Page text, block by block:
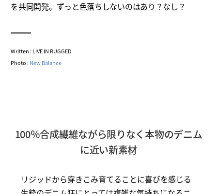
を共同開発。ずっと色落ちしないのはあり？なし？
Written : LIVE IN RUGGED
Photo :New Balance
100％合成繊維ながら限りなく本物のデニム
に近い新素材
リジッドから穿きこみ育てることに喜びを感じる